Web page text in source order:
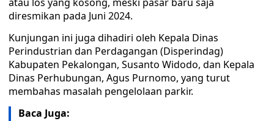
diresmikan pada Juni 2024.
Kunjungan ini juga dihadiri oleh Kepala Dinas
Perindustrian dan Perdagangan (Disperindag)
Kabupaten Pekalongan, Susanto Widodo, dan Kepala
Dinas Perhubungan, Agus Purnomo, yang turut
membahas masalah pengelolaan parkir.
Baca Juga: